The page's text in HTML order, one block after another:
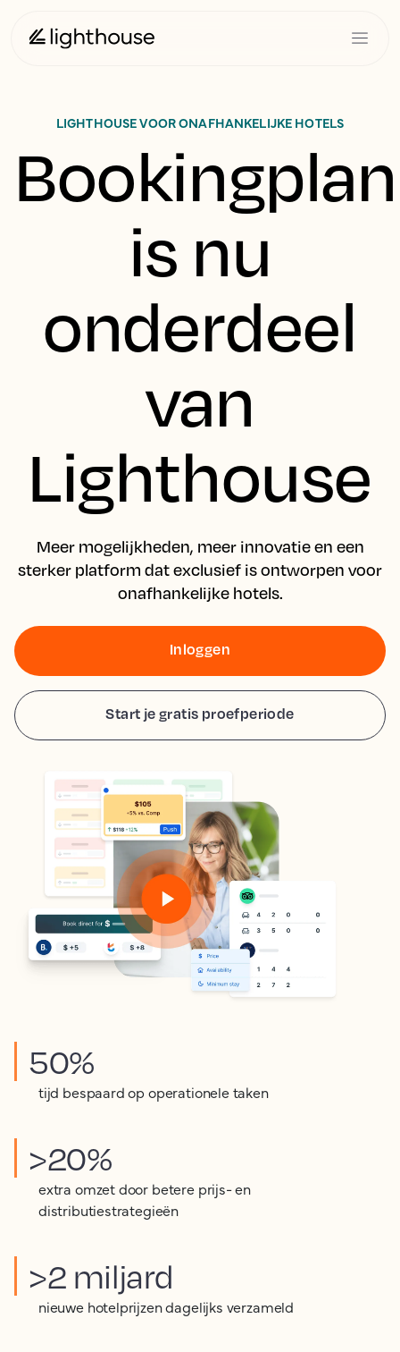
LIGHTHOUSE VOOR ONAFHANKELIJKE HOTELS
is nu
onderdeel
van
Lighthouse
Meer mogelijkheden, meer innovatie en een
sterker platform dat exclusief is ontworpen voor
onafhankelijke hotels.
Inloggen
Start je gratis proefperiode
50%
tijd bespaard op operationele taken
>20%
extra omzet door betere prijs- en
distributiestrategieën
>2 miljard
nieuwe hotelprijzen dagelijks verzameld